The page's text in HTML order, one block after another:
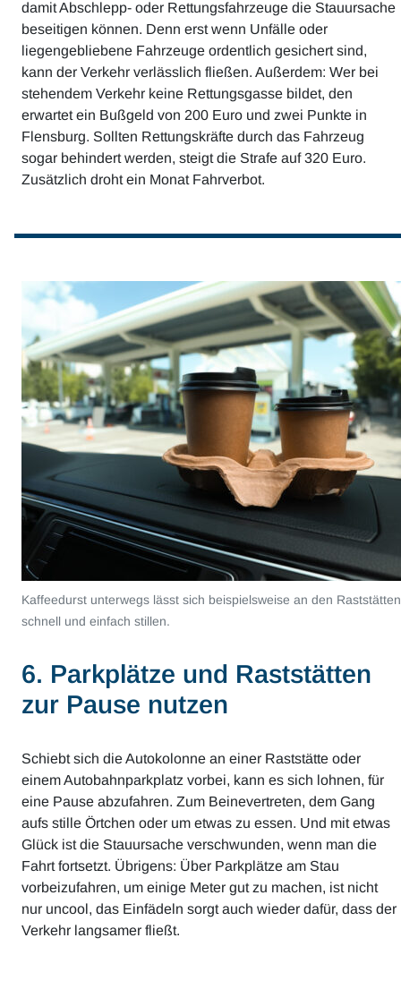
damit Abschlepp- oder Rettungsfahrzeuge die Stauursache
beseitigen können. Denn erst wenn Unfälle oder
liegengebliebene Fahrzeuge ordentlich gesichert sind,
kann der Verkehr verlässlich fließen. Außerdem: Wer bei
stehendem Verkehr keine Rettungsgasse bildet, den
erwartet ein Bußgeld von 200 Euro und zwei Punkte in
Flensburg. Sollten Rettungskräfte durch das Fahrzeug
sogar behindert werden, steigt die Strafe auf 320 Euro.
Zusätzlich droht ein Monat Fahrverbot.
Kaffeedurst unterwegs lässt sich beispielsweise an den Raststätten
schnell und einfach stillen.
6. Parkplätze und Raststätten
zur Pause nutzen
Schiebt sich die Autokolonne an einer Raststätte oder
einem Autobahnparkplatz vorbei, kann es sich lohnen, für
eine Pause abzufahren. Zum Beinevertreten, dem Gang
aufs stille Örtchen oder um etwas zu essen. Und mit etwas
Glück ist die Stauursache verschwunden, wenn man die
Fahrt fortsetzt. Übrigens: Über Parkplätze am Stau
vorbeizufahren, um einige Meter gut zu machen, ist nicht
nur uncool, das Einfädeln sorgt auch wieder dafür, dass der
Verkehr langsamer fließt.